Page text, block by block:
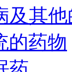
及其
的药物